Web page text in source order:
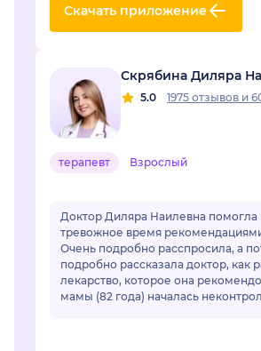
Скачать приложение
Скрябина Диляра
5.0 1975 отзывов и
терапевт Взрослый
Доктор Диляра Наилевна помогла
тревожное время
Очень подробно расспросила, а
подробно рассказала доктор, как
лекарство, которое она рекомендовала.
мамы (82 года) началась